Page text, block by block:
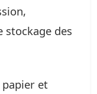
stockage des
papier et